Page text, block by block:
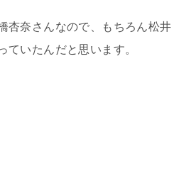
杏奈さんなので、もちろん松井
ていたんだと思います。